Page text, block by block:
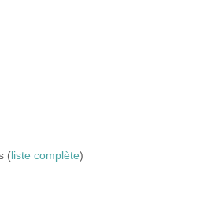
(liste complète)